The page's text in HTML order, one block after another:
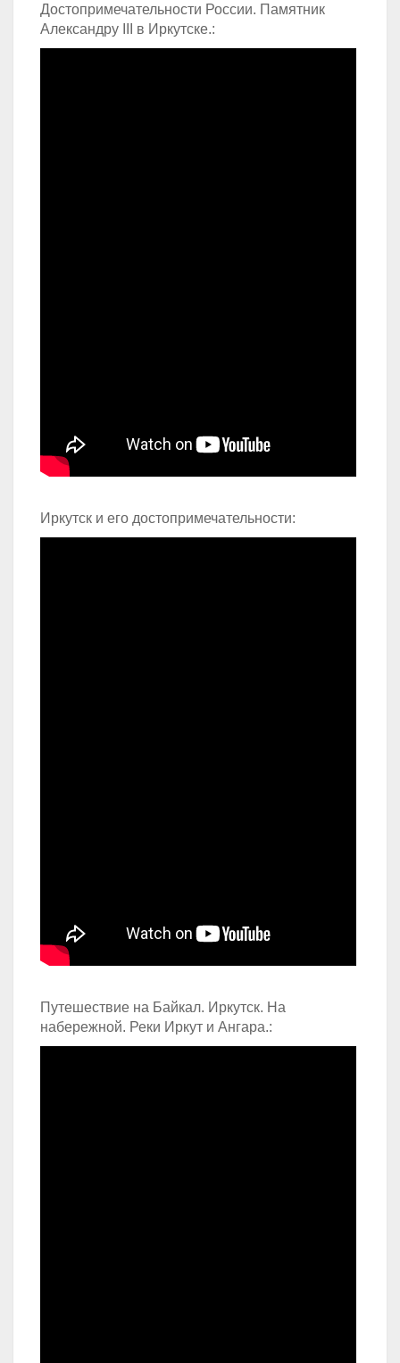
Достопримечательности России. Памятник
Александру III в Иркутске.:
Иркутск и его достопримечательности:
Путешествие на Байкал. Иркутск. На
набережной. Реки Иркут и Ангара.: